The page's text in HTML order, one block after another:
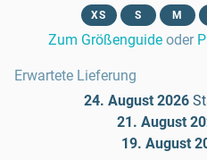
XS S M
Zum Größenguide oder
Erwartete Lieferung
24. August 2026
21. August
19. August